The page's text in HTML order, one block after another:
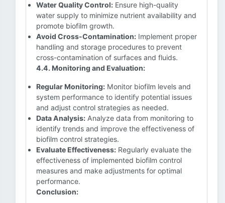
Water Quality Control: Ensure high-quality
water supply to minimize nutrient availability and
promote biofilm growth.
Avoid Cross-Contamination: Implement proper
handling and storage procedures to prevent
cross-contamination of surfaces and fluids.
4.4. Monitoring and Evaluation:
Regular Monitoring: Monitor biofilm levels and
system performance to identify potential issues
and adjust control strategies as needed.
Data Analysis: Analyze data from monitoring to
identify trends and improve the effectiveness of
biofilm control strategies.
Evaluate Effectiveness: Regularly evaluate the
effectiveness of implemented biofilm control
measures and make adjustments for optimal
performance.
Conclusion: